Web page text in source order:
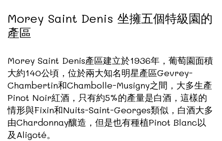
Morey Saint Denis 坐擁五個特級園的
產區
Morey Saint Denis產區建立於1936年，葡萄園面積
大約140公頃，位於兩大知名明星產區Gevrey-
Chambertin和Chambolle-Musigny之間，大多生產
Pinot Noir紅酒，只有約5%的產量是白酒，這樣的
情形與Fixin和Nuits-Saint-Georges類似，白酒大多
由Chardonnay釀造，但是也有種植Pinot Blanc以
及Aligoté。